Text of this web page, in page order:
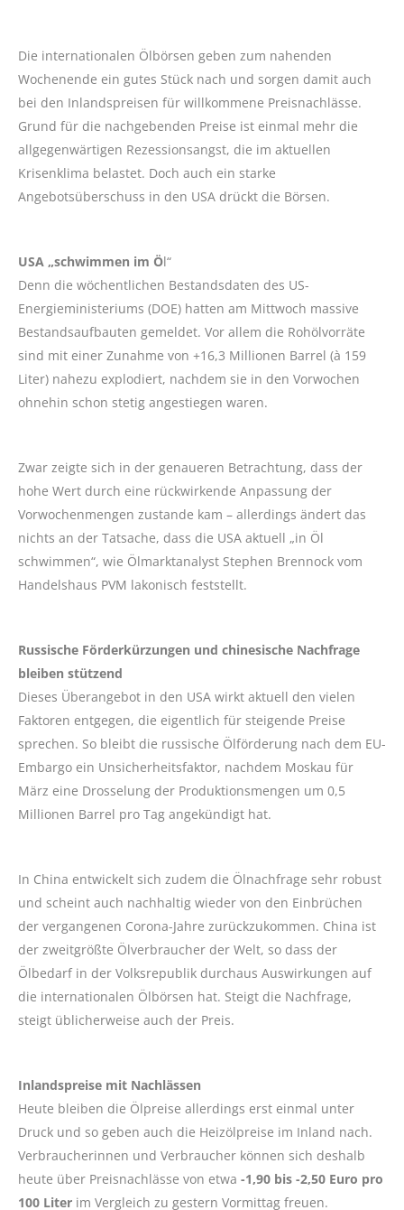
Die internationalen Ölbörsen geben zum nahenden
Wochenende ein gutes Stück nach und sorgen damit auch
bei den Inlandspreisen für willkommene Preisnachlässe.
Grund für die nachgebenden Preise ist einmal mehr die
allgegenwärtigen Rezessionsangst, die im aktuellen
Krisenklima belastet. Doch auch ein starke
Angebotsüberschuss in den USA drückt die Börsen.
USA „schwimmen im Öl“
Denn die wöchentlichen Bestandsdaten des US-
Energieministeriums (DOE) hatten am Mittwoch massive
Bestandsaufbauten gemeldet. Vor allem die Rohölvorräte
sind mit einer Zunahme von +16,3 Millionen Barrel (à 159
Liter) nahezu explodiert, nachdem sie in den Vorwochen
ohnehin schon stetig angestiegen waren.
Zwar zeigte sich in der genaueren Betrachtung, dass der
hohe Wert durch eine rückwirkende Anpassung der
Vorwochenmengen zustande kam – allerdings ändert das
nichts an der Tatsache, dass die USA aktuell „in Öl
schwimmen“, wie Ölmarktanalyst Stephen Brennock vom
Handelshaus PVM lakonisch feststellt.
Russische Förderkürzungen und chinesische Nachfrage
bleiben stützend
Dieses Überangebot in den USA wirkt aktuell den vielen
Faktoren entgegen, die eigentlich für steigende Preise
sprechen. So bleibt die russische Ölförderung nach dem EU-
Embargo ein Unsicherheitsfaktor, nachdem Moskau für
März eine Drosselung der Produktionsmengen um 0,5
Millionen Barrel pro Tag angekündigt hat.
In China entwickelt sich zudem die Ölnachfrage sehr robust
und scheint auch nachhaltig wieder von den Einbrüchen
der vergangenen Corona-Jahre zurückzukommen. China ist
der zweitgrößte Ölverbraucher der Welt, so dass der
Ölbedarf in der Volksrepublik durchaus Auswirkungen auf
die internationalen Ölbörsen hat. Steigt die Nachfrage,
steigt üblicherweise auch der Preis.
Inlandspreise mit Nachlässen
Heute bleiben die Ölpreise allerdings erst einmal unter
Druck und so geben auch die Heizölpreise im Inland nach.
Verbraucherinnen und Verbraucher können sich deshalb
heute über Preisnachlässe von etwa -1,90 bis -2,50 Euro pro
100 Liter im Vergleich zu gestern Vormittag freuen.